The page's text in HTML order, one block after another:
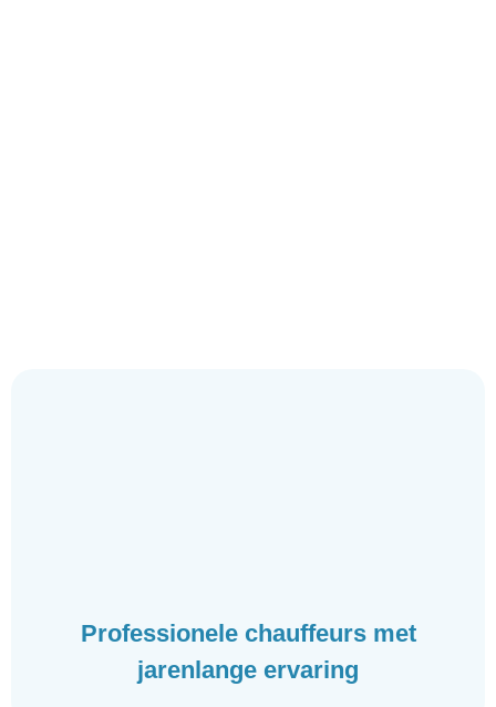
Professionele chauffeurs met
jarenlange ervaring